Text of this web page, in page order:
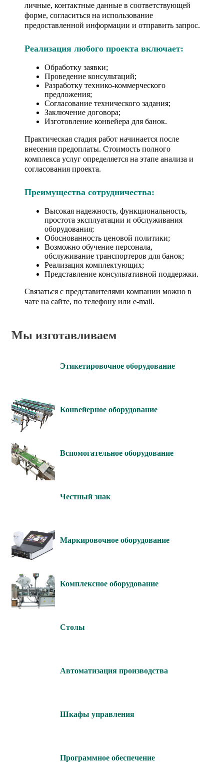
личные, контактные данные в соответствующей
форме, согласиться на использование
предоставленной информации и отправить запрос.
Реализация любого проекта включает:
Обработку заявки;
Проведение консультаций;
Разработку технико-коммерческого
предложения;
Согласование технического задания;
Заключение договора;
Изготовление конвейера для банок.
Практическая стадия работ начинается после
внесения предоплаты. Стоимость полного
комплекса услуг определяется на этапе анализа и
согласования проекта.
Преимущества сотрудничества:
Высокая надежность, функциональность,
простота эксплуатации и обслуживания
оборудования;
Обоснованность ценовой политики;
Возможно обучение персонала,
обслуживание транспортеров для банок;
Реализация комплектующих;
Представление консультативной поддержки.
Связаться с представителями компании можно в
чате на сайте, по телефону или e-mail.
Мы изготавливаем
Этикетировочное оборудование
Конвейерное оборудование
Вспомогательное оборудование
Честный знак
Маркировочное оборудование
Комплексное оборудование
Столы
Автоматизация производства
Шкафы управления
Программное обеспечение